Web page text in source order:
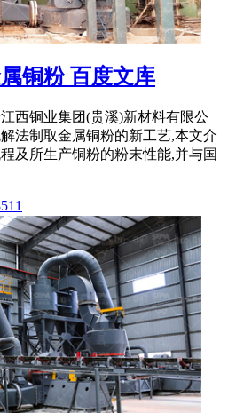
铜粉 百度文库
西铜业集团(贵溪)新材料有限公
法制取金属铜粉的新工艺,本文介
及所生产铜粉的粉末性能,并与国